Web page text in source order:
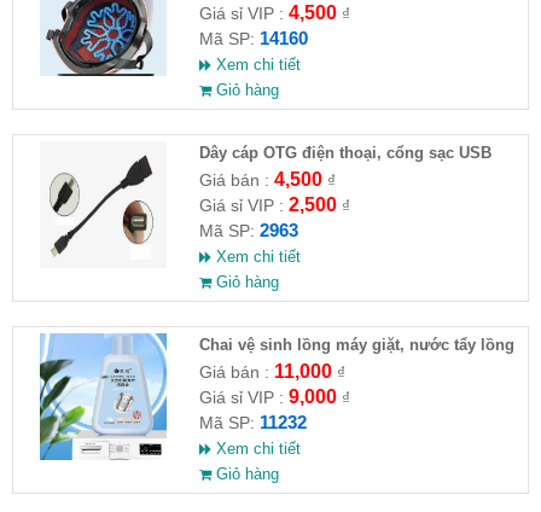
Giá sỉ VIP : 4,500₫
Mã SP: 14160
Xem chi tiết
Giỏ hàng
Dây cáp OTG điện thoại, cổng sạc USB
Giá bán : 4,500₫
Giá sỉ VIP : 2,500₫
Mã SP: 2963
Xem chi tiết
Giỏ hàng
Chai vệ sinh lồng máy giặt, nước tẩy lồng
máy giặt CLEANING FLUID
Giá bán : 11,000₫
Giá sỉ VIP : 9,000₫
Mã SP: 11232
Xem chi tiết
Giỏ hàng